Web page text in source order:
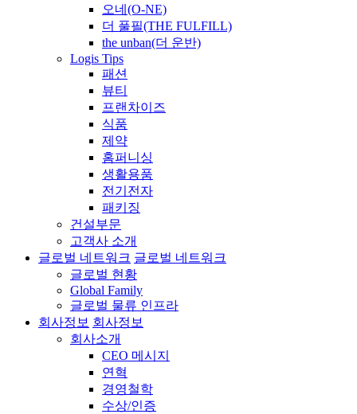
오네(O-NE)
더 풀필(THE FULFILL)
the unban(더 운반)
Logis Tips
패션
뷰티
프랜차이즈
식품
제약
홈퍼니싱
생활용품
전기전자
패키징
건설부문
고객사 소개
글로벌 네트워크 글로벌 네트워크
글로벌 현황
Global Family
글로벌 물류 인프라
회사정보 회사정보
회사소개
CEO 메시지
연혁
경영철학
수상/인증